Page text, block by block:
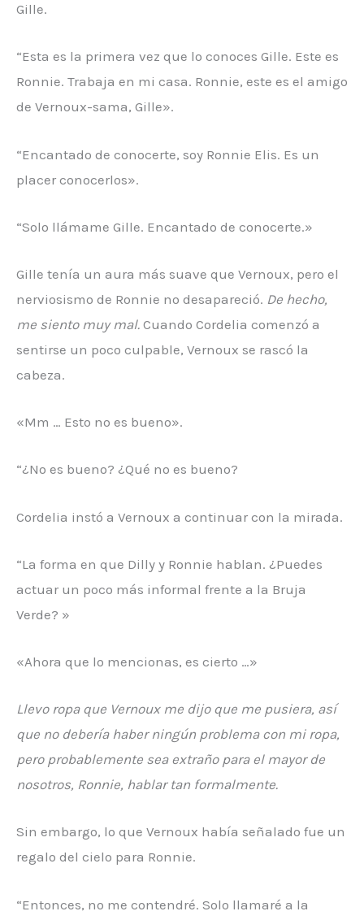
Gille.
“Esta es la primera vez que lo conoces Gille. Este es
Ronnie. Trabaja en mi casa. Ronnie, este es el amigo
de Vernoux-sama, Gille».
“Encantado de conocerte, soy Ronnie Elis. Es un
placer conocerlos».
“Solo llámame Gille. Encantado de conocerte.»
Gille tenía un aura más suave que Vernoux, pero el
nerviosismo de Ronnie no desapareció. De hecho,
me siento muy mal. Cuando Cordelia comenzó a
sentirse un poco culpable, Vernoux se rascó la
cabeza.
«Mm … Esto no es bueno».
“¿No es bueno? ¿Qué no es bueno?
Cordelia instó a Vernoux a continuar con la mirada.
“La forma en que Dilly y Ronnie hablan. ¿Puedes
actuar un poco más informal frente a la Bruja
Verde? »
«Ahora que lo mencionas, es cierto …»
Llevo ropa que Vernoux me dijo que me pusiera, así
que no debería haber ningún problema con mi ropa,
pero probablemente sea extraño para el mayor de
nosotros, Ronnie, hablar tan formalmente.
Sin embargo, lo que Vernoux había señalado fue un
regalo del cielo para Ronnie.
“Entonces, no me contendré. Solo llamaré a la